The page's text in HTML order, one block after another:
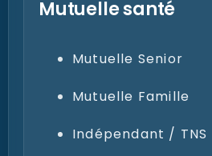
Mutuelle santé
Mutuelle Senior
Mutuelle Famille
Indépendant / TNS